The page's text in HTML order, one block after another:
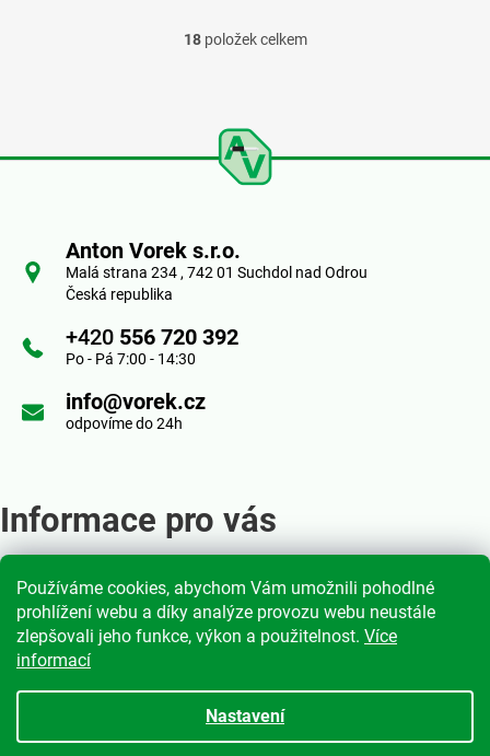
Používáme cookies, abychom Vám umožnili pohodlné
prohlížení webu a díky analýze provozu webu neustále
zlepšovali jeho funkce, výkon a použitelnost. Více
informací
Nastavení
O
l
á
y
ý
p
i
s
18položek celkem
Anton Vorek s.r.o.
Malá strana 234 , 742 01 Suchdol nad Odrou
Česká republika
+420 556 720 392
Po - Pá 7:00 - 14:30
info@vorek.cz
odpovíme do 24h
Informace pro vás
Obchodní podmínky
Podmínky ochrany osobních údajů
Moje objednávka
Vytvořil Shoptet | mime digital